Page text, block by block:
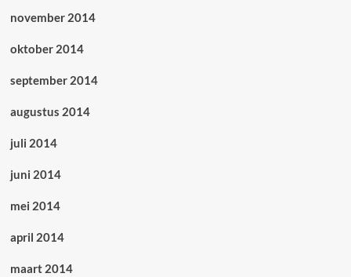
november 2014
oktober 2014
september 2014
augustus 2014
juli 2014
juni 2014
mei 2014
april 2014
maart 2014